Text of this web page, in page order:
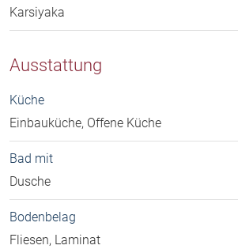
Karsiyaka
Ausstattung
Küche
Einbauküche, Offene Küche
Bad mit
Dusche
Bodenbelag
Fliesen, Laminat